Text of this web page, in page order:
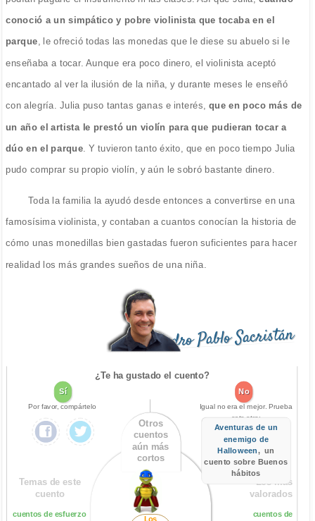
conoció a un simpático y pobre violinista que tocaba en el
parque, le ofreció todas las monedas que le diese su abuelo si le
enseñaba a tocar. Aunque era poco dinero, el violinista aceptó
encantado al ver la ilusión de la niña, y durante meses le enseñó
con alegría. Julia puso tantas ganas e interés, que en poco más de
un año el artista le prestó un violín para que pudieran tocar a
dúo en el parque . Y tuvieron tanto éxito, que en poco tiempo Julia
pudo comprar su propio violín, y aún le sobró bastante dinero.
Toda la familia la ayudó desde entonces a convertirse en una
famosísima violinista, y contaban a cuantos conocían la historia de
cómo unas monedillas bien gastadas fueron suficientes para hacer
realidad los más grandes sueños de una niña.
Pedro Pablo Sacristán
¿Te ha gustado el cuento?
Sí
Por favor, compártelo
No
Igual no era el mejor. Prueba
este otro:
Aventuras de un
enemigo de
Halloween, un
cuento sobre Buenos
hábitos
Temas de este
cuento
cuentos de esfuerzo
Otros
cuentos
aún más
cortos
Los más
valorados
cuentos de